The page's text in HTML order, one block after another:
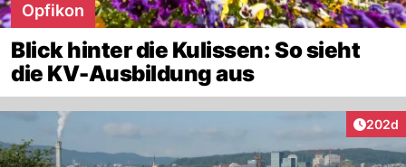
Opfikon
Blick hinter die Kulissen: So sieht
die KV-Ausbildung aus
202d